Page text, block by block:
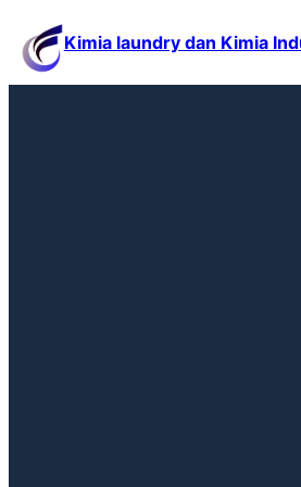
Kimia laundry dan Kimia